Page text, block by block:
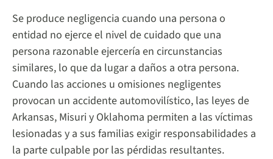
Se produce negligencia cuando una persona o
entidad no ejerce el nivel de cuidado que una
persona razonable ejercería en circunstancias
similares, lo que da lugar a daños a otra persona.
Cuando las acciones u omisiones negligentes
provocan un accidente automovilístico, las leyes de
Arkansas, Misuri y Oklahoma permiten a las víctimas
lesionadas y a sus familias exigir responsabilidades a
la parte culpable por las pérdidas resultantes.